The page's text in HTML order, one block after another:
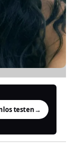
testen→